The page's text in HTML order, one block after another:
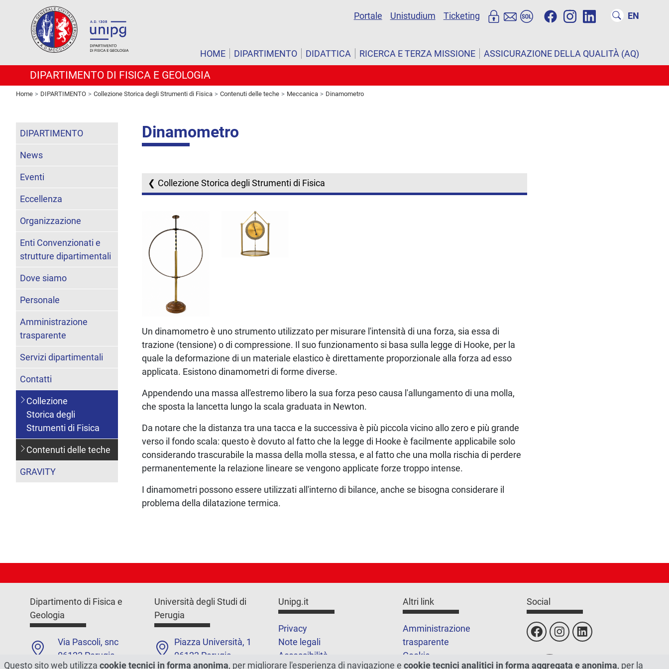
Portale Unistudium Ticketing EN
HOME DIPARTIMENTO DIDATTICA RICERCA E TERZA MISSIONE ASSICURAZIONE DELLA QUALITÀ (AQ)
DIPARTIMENTO DI FISICA E GEOLOGIA
Home DIPARTIMENTO Collezione Storica degli Strumenti di Fisica Contenuti delle teche Meccanica Dinamometro
Dinamometro
Collezione Storica degli Strumenti di Fisica
Un dinamometro è uno strumento utilizzato per misurare l'intensità di una forza, sia essa di
trazione (tensione) o di compressione. Il suo funzionamento si basa sulla legge di Hooke, per la
quale la deformazione di un materiale elastico è direttamente proporzionale alla forza ad esso
applicata. Esistono dinamometri di forme diverse.
Appendendo una massa all'estremo libero la sua forza peso causa l'allungamento di una molla,
che sposta la lancetta lungo la scala graduata in Newton.
Da notare che la distanza tra una tacca e la successiva è più piccola vicino allo zero e più grande
verso il fondo scala: questo è dovuto al fatto che la legge di Hooke è facilmente applicabile solo
considerando trascurabile la massa della molla stessa, e al fatto che una molla rischia di perdere
permanentemente la relazione lineare se vengono applicate forze troppo intense.
I dinamometri possono essere utilizzati all'interno di bilance, anche se bisogna considerare il
problema della dilatazione termica.
DIPARTIMENTO
News
Eventi
Eccellenza
Organizzazione
Enti Convenzionati e
strutture dipartimentali
Dove siamo
Personale
Amministrazione
trasparente
Servizi dipartimentali
Contatti
Collezione
Storica degli
Strumenti di Fisica
Contenuti delle teche
GRAVITY
Dipartimento di Fisica e
Geologia
Via Pascoli, snc
06123 Perugia
Università degli Studi di
Perugia
Piazza Università, 1
06123 Perugia
Unipg.it
Privacy
Note legali
Accessibilità
Altri link
Amministrazione
trasparente
Cookie
Social
Questo sito web utilizza cookie tecnici in forma anonima, per migliorare l'esperienza di navigazione e cookie tecnici analitici in forma aggregata e anonima, per la